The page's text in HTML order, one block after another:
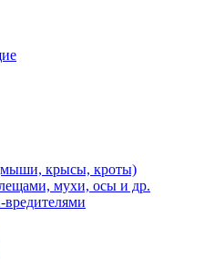
крысы, кроты)
мухи, осы и др.